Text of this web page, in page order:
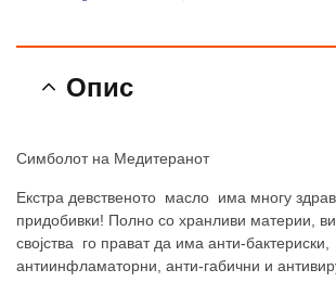
Опис
Симболот на Медитеранот
Екстра девственото масло има многу
придобивки! Полно со хранливи материи,
својства го прават да има анти-бактериски,
антиинфламаторни, анти-габични и